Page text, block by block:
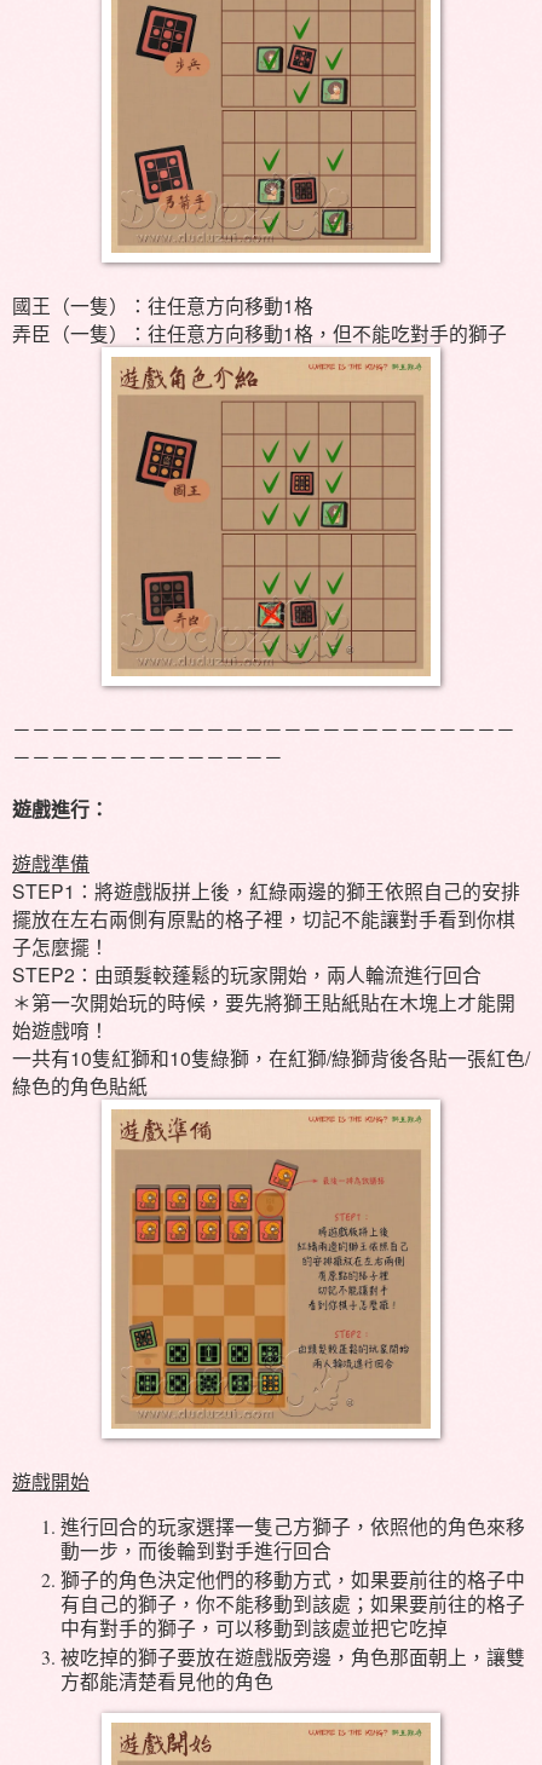
國王（一隻）：往任意方向移動1格
弄臣（一隻）：往任意方向移動1格，但不能吃對手的獅子
－－－－－－－－－－－－－－－－－－－－－－－－－－
－－－－－－－－－－－－－－
遊戲進行：
遊戲準備
STEP1：將遊戲版拼上後，紅綠兩邊的獅王依照自己的安排
擺放在左右兩側有原點的格子裡，切記不能讓對手看到你棋
子怎麼擺！
STEP2：由頭髮較蓬鬆的玩家開始，兩人輪流進行回合
＊第一次開始玩的時候，要先將獅王貼紙貼在木塊上才能開
始遊戲唷！
一共有10隻紅獅和10隻綠獅，在紅獅/綠獅背後各貼一張紅色/
綠色的角色貼紙
遊戲開始
進行回合的玩家選擇一隻己方獅子，依照他的角色來移
動一步，而後輪到對手進行回合
獅子的角色決定他們的移動方式，如果要前往的格子中
有自己的獅子，你不能移動到該處；如果要前往的格子
中有對手的獅子，可以移動到該處並把它吃掉
被吃掉的獅子要放在遊戲版旁邊，角色那面朝上，讓雙
方都能清楚看見他的角色